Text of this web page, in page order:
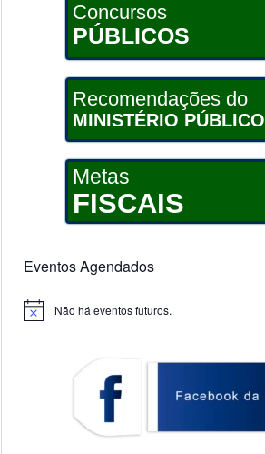
Concursos
PÚBLICOS
Recomendações do
MINISTÉRIO PÚBLICO
Metas
FISCAIS
Eventos Agendados
Notice Não há eventos futuros.